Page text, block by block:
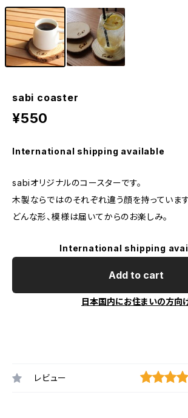
sabi coaster
¥550
International shipping available
sabiオリジナルのコースターです。
木製ならではのそれぞれ違う顔を持っています
どんな形、模様は届いてからのお楽しみ。
International shipping
Add to cart
日本国内にお住まいの方向
レビュー